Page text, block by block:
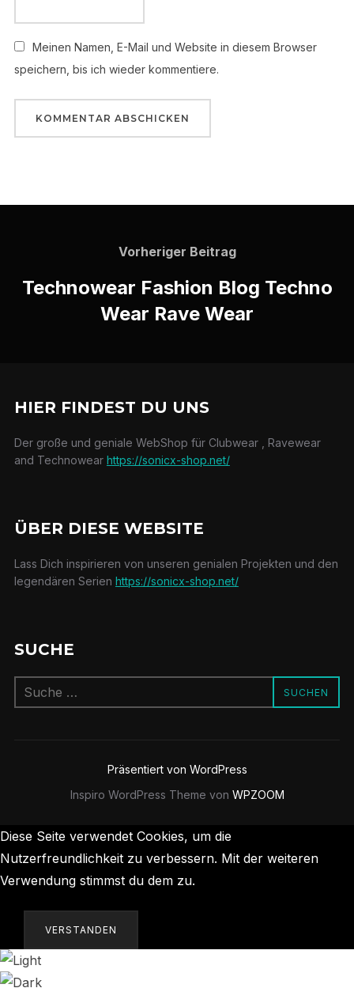
Meinen Namen, E-Mail und Website in diesem Browser
speichern, bis ich wieder kommentiere.
Vorheriger
Vorheriger Beitrag
Technowear Fashion Blog Techno
Wear Rave Wear
HIER FINDEST DU UNS
Der große und geniale WebShop für Clubwear , Ravewear
and Technowear https://sonicx-shop.net/
ÜBER DIESE WEBSITE
Lass Dich inspirieren von unseren genialen Projekten und den
legendären Serien https://sonicx-shop.net/
SUCHE
nach:
SUCHEN
Präsentiert von WordPress
Inspiro WordPress Theme von WPZOOM
Diese Seite verwendet Cookies, um die
Nutzerfreundlichkeit zu verbessern. Mit der weiteren
Verwendung stimmst du dem zu.
VERSTANDEN